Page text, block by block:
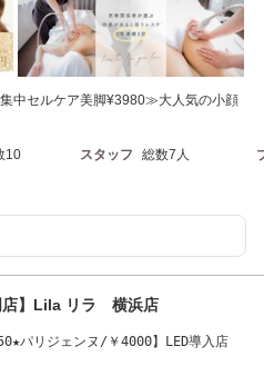
中セルケア美脚¥3980≫大人気の小顔
10 スタッフ 総数7人
店】Lila リラ 横浜店
パリジェンヌ/￥4000】LED導入店